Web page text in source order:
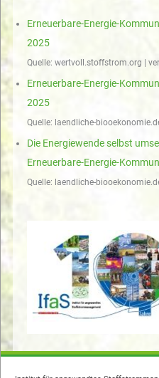
Erneuerbare-Energie-
2025
Quelle: wertvoll.stoffstrom.org
Erneuerbare-Energie-
2025
Quelle: laendliche-
Die Energiewende selbst
Erneuerbare-Energie-
Quelle: laendliche-